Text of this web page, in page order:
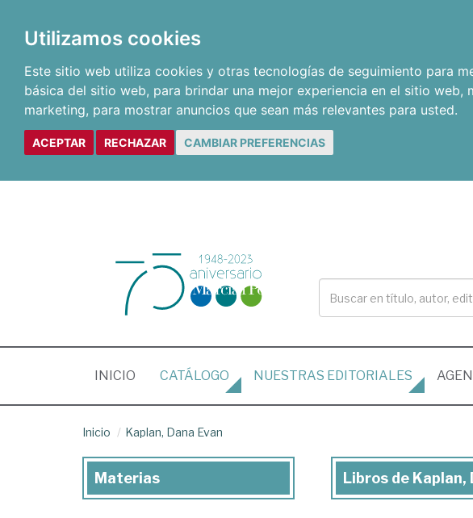
Utilizamos cookies
Este sitio web utiliza cookies y otras tecnologías de seguimiento para
básica del sitio web, para brindar una mejor experiencia en el sitio web,
marketing, para mostrar anuncios que sean más relevantes para usted.
ACEPTAR RECHAZAR CAMBIAR PREFERENCIAS
INICIO (CURRENT)
CATÁLOGO NUESTRAS EDITORIALES
Inicio Kaplan, Dana Evan
Libros
Libros de Kaplan,
Materias